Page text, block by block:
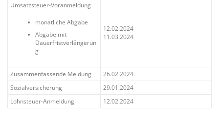
Umsatzsteuer-Voranmeldung
monatliche Abgabe
Abgabe mit
Dauerfristverlängerun
g
12.02.2024
11.03.2024
Zusammenfassende Meldung
26.02.2024
Sozialversicherung
29.01.2024
Lohnsteuer-Anmeldung
12.02.2024